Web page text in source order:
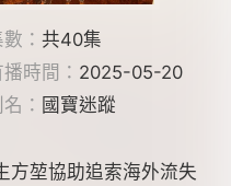
： 共40集
播時間： 2025-05-20
： 國寶迷蹤
方堃協助追索海外流失